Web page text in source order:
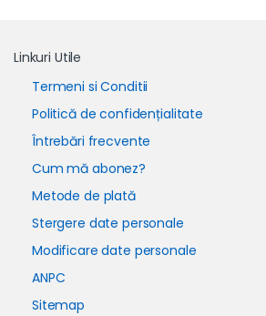
Linkuri Utile
Termeni si Conditii
Politică de confidențialitate
Întrebări frecvente
Cum mă abonez?
Metode de plată
Stergere date personale
Modificare date personale
ANPC
Sitemap